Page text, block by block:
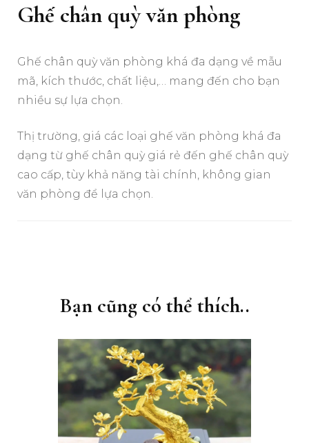
Ghế chân quỳ văn phòng
Ghế chân quỳ văn phòng khá đa dạng về mẫu
mã, kích thước, chất liệu,… mang đến cho bạn
nhiều sự lựa chọn.
Thị trường, giá các loại ghế văn phòng khá đa
dạng từ ghế chân quỳ giá rẻ đến ghế chân quỳ
cao cấp, tùy khả năng tài chính, không gian
văn phòng để lựa chọn.
Bạn cũng có thể thích..